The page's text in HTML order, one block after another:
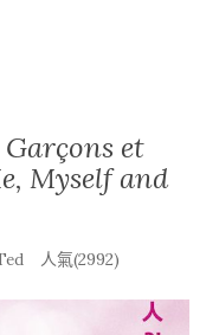
et
Myself and
人氣(2992)